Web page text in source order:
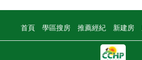
首頁 學區搜房 推薦經紀 新建房